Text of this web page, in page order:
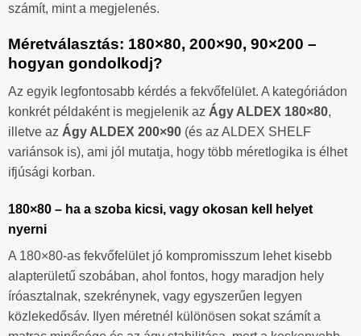
számít, mint a megjelenés.
Méretválasztás: 180×80, 200×90, 90×200 –
hogyan gondolkodj?
Az egyik legfontosabb kérdés a fekvőfelület. A kategóriádon
konkrét példaként is megjelenik az Ágy ALDEX 180×80,
illetve az Ágy ALDEX 200×90 (és az ALDEX SHELF
variánsok is), ami jól mutatja, hogy több méretlogika is élhet
ifjúsági korban.
180×80 – ha a szoba kicsi, vagy okosan kell helyet
nyerni
A 180×80-as fekvőfelület jó kompromisszum lehet kisebb
alapterületű szobában, ahol fontos, hogy maradjon hely
íróasztalnak, szekrénynek, vagy egyszerűen legyen
közlekedősáv. Ilyen méretnél különösen sokat számít a